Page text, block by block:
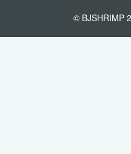
© BJSHRIMP